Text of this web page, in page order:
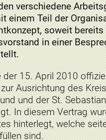
verschiedene
einem Teil der
soweit
in einer
15. April 2010
Ausrichtung des
und der St.
In diesem Vertrag
hinterlegt, welche
sind.